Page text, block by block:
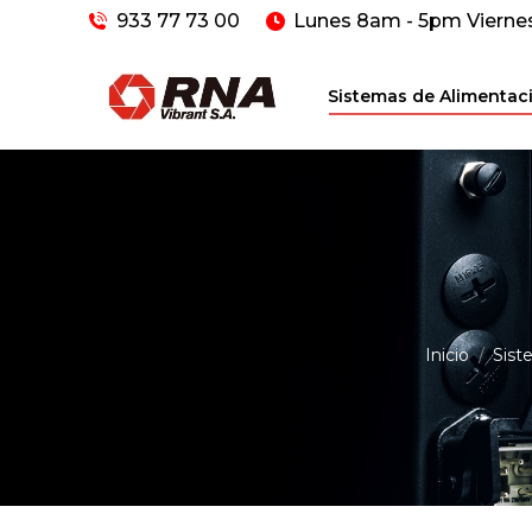
933 77 73 00 Lunes 8am - 5pm
Sistemas de
Inicio